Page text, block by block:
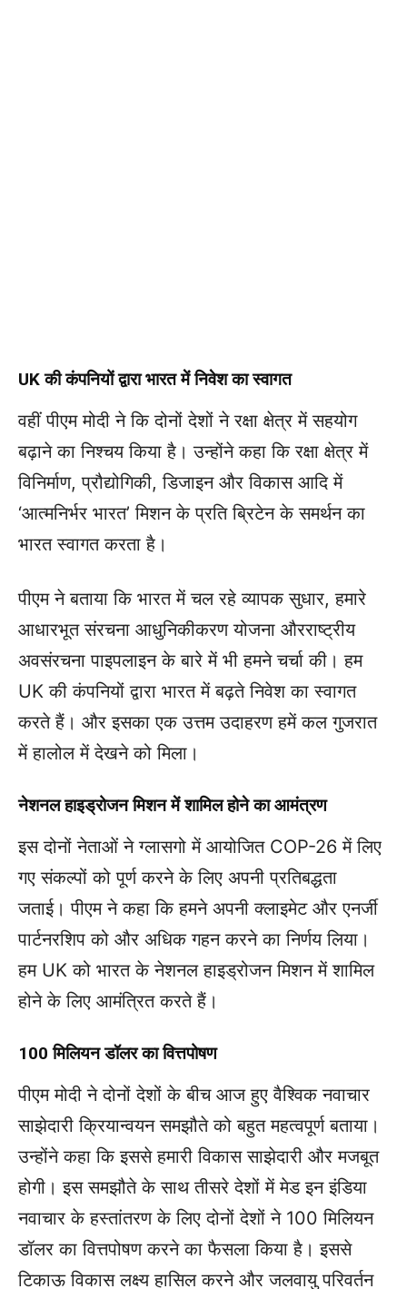
UK की कंपनियों द्वारा भारत में निवेश का स्वागत
वहीं पीएम मोदी ने कि दोनों देशों ने रक्षा क्षेत्र में सहयोग
बढ़ाने का निश्चय किया है। उन्होंने कहा कि रक्षा क्षेत्र में
विनिर्माण, प्रौद्योगिकी, डिजाइन और विकास आदि में
‘आत्मनिर्भर भारत’ मिशन के प्रति ब्रिटेन के समर्थन का
भारत स्वागत करता है।
पीएम ने बताया कि भारत में चल रहे व्यापक सुधार, हमारे
आधारभूत संरचना आधुनिकीकरण योजना औरराष्ट्रीय
अवसंरचना पाइपलाइन के बारे में भी हमने चर्चा की। हम
UK की कंपनियों द्वारा भारत में बढ़ते निवेश का स्वागत
करते हैं। और इसका एक उत्तम उदाहरण हमें कल गुजरात
में हालोल में देखने को मिला।
नेशनल हाइड्रोजन मिशन में शामिल होने का आमंत्रण
इस दोनों नेताओं ने ग्लासगो में आयोजित COP-26 में लिए
गए संकल्पों को पूर्ण करने के लिए अपनी प्रतिबद्धता
जताई। पीएम ने कहा कि हमने अपनी क्लाइमेट और एनर्जी
पार्टनरशिप को और अधिक गहन करने का निर्णय लिया।
हम UK को भारत के नेशनल हाइड्रोजन मिशन में शामिल
होने के लिए आमंत्रित करते हैं।
100 मिलियन डॉलर का वित्तपोषण
पीएम मोदी ने दोनों देशों के बीच आज हुए वैश्विक नवाचार
साझेदारी क्रियान्वयन समझौते को बहुत महत्वपूर्ण बताया।
उन्होंने कहा कि इससे हमारी विकास साझेदारी और मजबूत
होगी। इस समझौते के साथ तीसरे देशों में मेड इन इंडिया
नवाचार के हस्तांतरण के लिए दोनों देशों ने 100 मिलियन
डॉलर का वित्तपोषण करने का फैसला किया है। इससे
टिकाऊ विकास लक्ष्य हासिल करने और जलवायु परिवर्तन